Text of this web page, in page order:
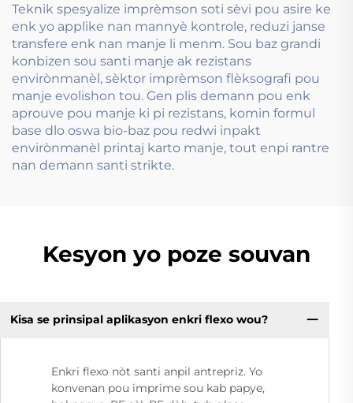
Teknik spesyalize imprèmson soti sèvi pou asire ke
enk yo applike nan mannyè kontrole, reduzi janse
transfere enk nan manje li menm. Sou baz grandi
konbizen sou santi manje ak rezistans
envirònmanèl, sèktor imprèmson flèksografi pou
manje evolishon tou. Gen plis demann pou enk
aprouve pou manje ki pi rezistans, komin formul
base dlo oswa bio-baz pou redwi inpakt
envirònmanèl printaj karto manje, tout enpi rantre
nan demann santi strikte.
Kesyon yo poze souvan
Kisa se prinsipal aplikasyon enkri flexo wou?
Enkri flexo nòt santi anpil antrepriz. Yo
konvenan pou imprime sou kab papye,